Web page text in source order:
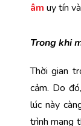
âm uy tín
Trong khi
Thời gian
cảm. Do
lúc này
trình mang